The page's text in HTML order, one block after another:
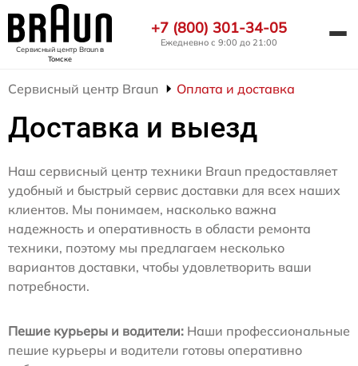
Сервисный центр Braunв
Томске
+7 (800) 301-34-05
Ежедневно с 9:00 до 21:00
Сервисный центр Braun Оплата и доставка
Доставка и выезд
Наш сервисный центр техники Braun предоставляет
удобный и быстрый сервис доставки для всех наших
клиентов. Мы понимаем, насколько важна
надежность и оперативность в области ремонта
техники, поэтому мы предлагаем несколько
вариантов доставки, чтобы удовлетворить ваши
потребности.
Пешие курьеры и водители: Наши профессиональные
пешие курьеры и водители готовы оперативно